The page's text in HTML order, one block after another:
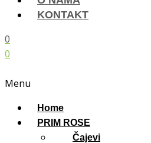
KONTAKT
0
0
Menu
Home
PRIM ROSE
Čajevi